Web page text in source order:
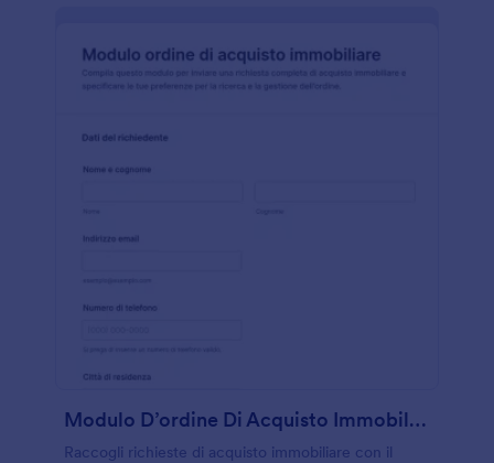
Modulo D’ordine Di Acquisto Immobiliare
Raccogli richieste di acquisto immobiliare con il